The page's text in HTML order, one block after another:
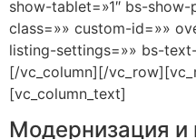
show-tablet=»1″ bs-show-
class=»» custom-id=»»
listing-settings=»» bs-
[/vc_column][/
[vc_column_text]
Модернизация и